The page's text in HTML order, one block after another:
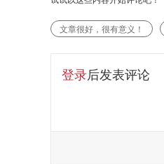
文章很好，很有意义！
登录后发表评论